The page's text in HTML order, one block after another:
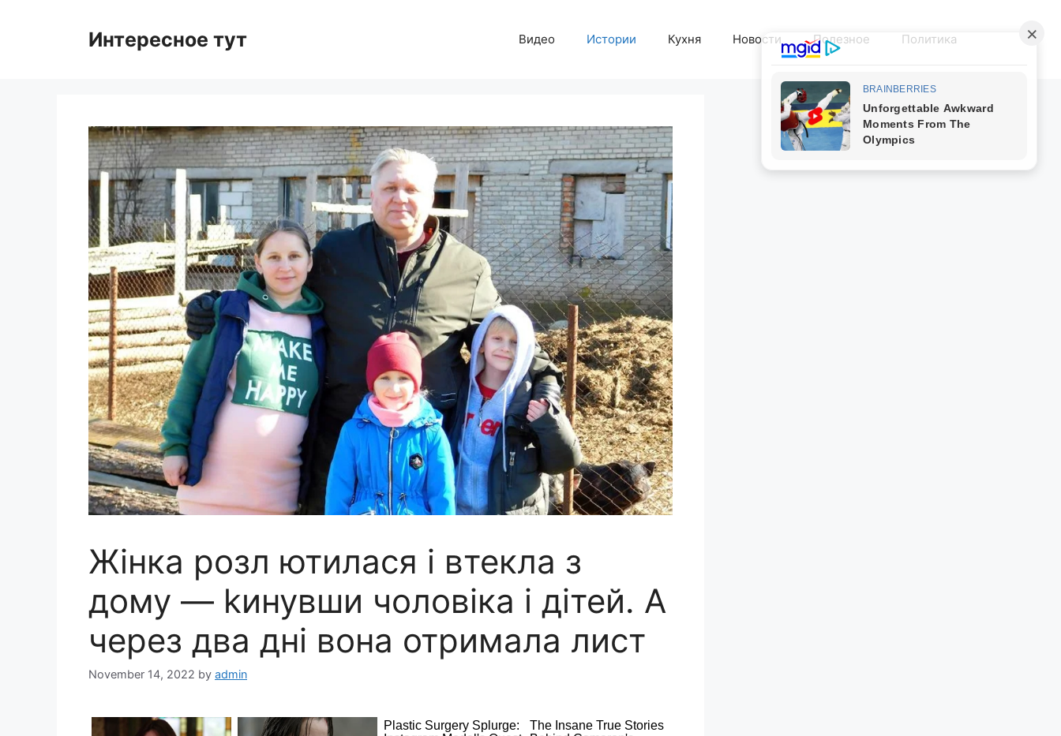
Интересное тут Видео Истории Кухня Новости Полезное Политика
Жінка розл ютилася і втекла з
дому — kинувши чоловіка і дітей. А
через два дні вона отримала лист
November 14, 2022 by admin